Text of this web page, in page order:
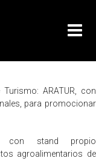
ARATUR, con
para promocionar
con stand propio
agroalimentarios de